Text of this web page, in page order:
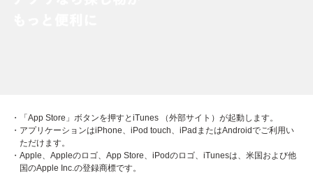
・「App Store」ボタンを押すとiTunes （外部サイト）が起動します。
・アプリケーションはiPhone、iPod touch、iPadまたはAndroidでご利用い
ただけます。
・Apple、Appleのロゴ、App Store、iPodのロゴ、iTunesは、米国および他
国のApple Inc.の登録商標です。